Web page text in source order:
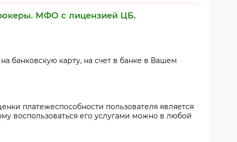
МФО с лицензией ЦБ.
банковскую карту, на счет в банке в Вашем
платежеспособности пользователя является
воспользоваться его услугами можно в любой